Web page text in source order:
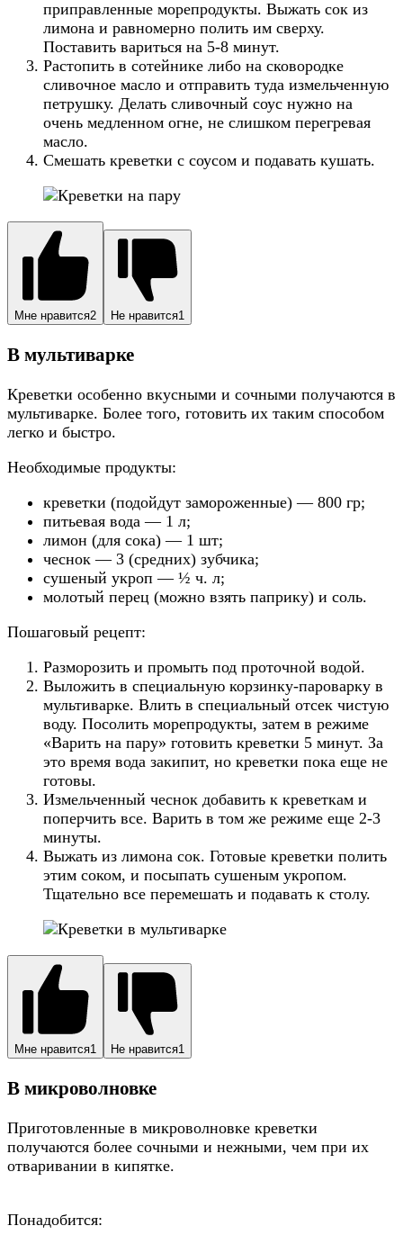
приправленные морепродукты. Выжать сок из
лимона и равномерно полить им сверху.
Поставить вариться на 5-8 минут.
Растопить в сотейнике либо на сковородке
сливочное масло и отправить туда измельченную
петрушку. Делать сливочный соус нужно на
очень медленном огне, не слишком перегревая
масло.
Смешать креветки с соусом и подавать кушать.
Мне нравится2 Не нравится1
В мультиварке
Креветки особенно вкусными и сочными получаются в
мультиварке. Более того, готовить их таким способом
легко и быстро.
Необходимые продукты:
креветки (подойдут замороженные) — 800 гр;
питьевая вода — 1 л;
лимон (для сока) — 1 шт;
чеснок — 3 (средних) зубчика;
сушеный укроп — ½ ч. л;
молотый перец (можно взять паприку) и соль.
Пошаговый рецепт:
Разморозить и промыть под проточной водой.
Выложить в специальную корзинку-пароварку в
мультиварке. Влить в специальный отсек чистую
воду. Посолить морепродукты, затем в режиме
«Варить на пару» готовить креветки 5 минут. За
это время вода закипит, но креветки пока еще не
готовы.
Измельченный чеснок добавить к креветкам и
поперчить все. Варить в том же режиме еще 2-3
минуты.
Выжать из лимона сок. Готовые креветки полить
этим соком, и посыпать сушеным укропом.
Тщательно все перемешать и подавать к столу.
Мне нравится1 Не нравится1
В микроволновке
Приготовленные в микроволновке креветки
получаются более сочными и нежными, чем при их
отваривании в кипятке.
Понадобится: